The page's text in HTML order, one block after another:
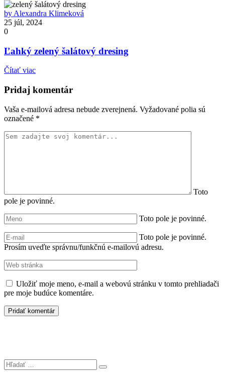
by Alexandra Klimeková
25 júl, 2024
0
Ľahký zelený šalátový dresing
Čítať viac
Pridaj komentár
Vaša e-mailová adresa nebude zverejnená. Vyžadované polia sú
označené *
Toto
pole je povinné.
Toto pole je povinné.
Toto pole je povinné.
Prosím uveďte správnu/funkčnú e-mailovú adresu.
Uložiť moje meno, e-mail a webovú stránku v tomto prehliadači
pre moje budúce komentáre.
Hľadať:
Hľadanie